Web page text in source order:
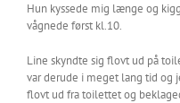
Hun kyssede mig længe og
vågnede først kl.10.
Line skyndte sig flovt ud på
var derude i meget lang tid og
flovt ud fra toilettet og